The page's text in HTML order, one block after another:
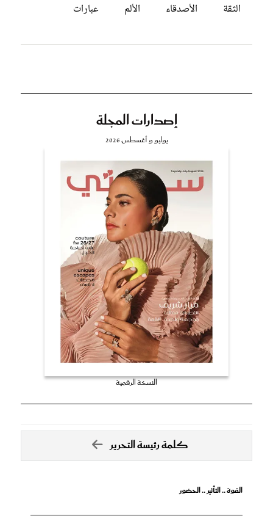
الثقة
الأصدقاء الألم عبارات
إصدارات المجلة
يوليو و أغسطس 2026
النسخة الرقمية
كلمة رئيسة التحرير
القوة .. التأثير .. الحضور